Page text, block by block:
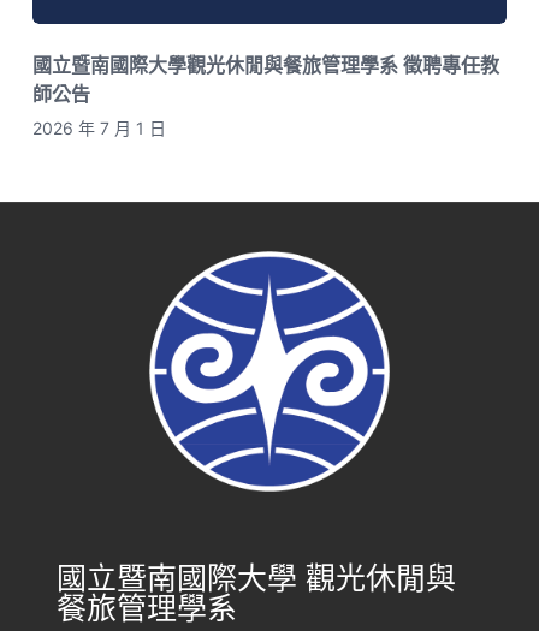
國立暨南國際大學觀光休閒與餐旅管理學系 徵聘專任教
師公告
2026 年 7 月 1 日
國立暨南國際大學 觀光休閒與
餐旅管理學系